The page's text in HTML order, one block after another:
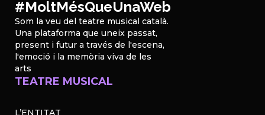
#MoltMésQueUnaWeb
Som la veu del teatre musical català.
Una plataforma que uneix passat,
present i futur a través de l'escena,
l'emoció i la memòria viva de les
arts
TEATRE MUSICAL
L’ENTITAT